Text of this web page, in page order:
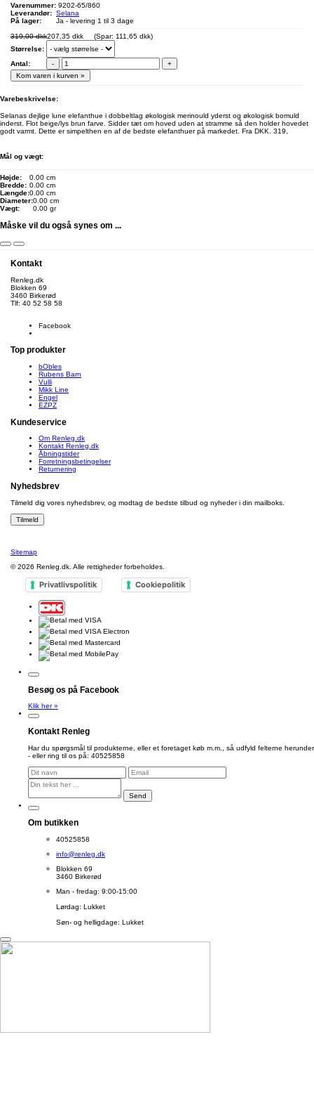
Varenummer: 9202-65/860
Leverandør: Selana
På lager:
Ja - levering 1 til 3 dage
319,00 dkk207,35 dkk (Spar: 111,65 dkk)
Størrelse:
Antal:
-
+
Kom varen i kurven »
Varebeskrivelse:
Selanas dejlige lune elefanthue i dobbeltlag økologisk merinould yderst og økologisk bomuld
inderst. Flot beige/lys brun farve. Sidder tæt om hoved uden at stramme så den holder hovedet
godt varmt. Dette er simpelthen en af de bedste elefanthuer på markedet. Fra DKK. 319,
Mål og vægt:
Højde:
0.00 cm
Bredde: 0.00 cm
Længde:0.00 cm
Diameter:0.00 cm
Vægt:
0.00 gr
Måske vil du også synes om ...
Kontakt
Renleg.dk
Blokken 69
3460 Birkerød
Tlf: 40 52 58 58
Facebook
Top produkter
bObles
Rubens Barn
Vulli
Mikk Line
Engel
EZPZ
Kundeservice
Om Renleg.dk
Kontakt Renleg.dk
Åbningstider
Forretningsbetingelser
Returnering
Nyhedsbrev
Tilmeld dig vores nyhedsbrev, og modtag de bedste tilbud og nyheder i din mailboks.
Sitemap
© 2026 Renleg.dk . Alle rettigheder forbeholdes.
Privatlivspolitik Cookiepolitik
Besøg os på Facebook
Klik her »
Kontakt Renleg
Har du spørgsmål til produkterne, eller et foretaget køb m.m., så udfyld felterne herunder
- eller ring til os på: 40525858
Send
Om butikken
40525858
info@renleg.dk
Blokken 69
3460 Birkerød
Man - fredag: 9:00-15:00
Lørdag: Lukket
Søn- og helligdage: Lukket